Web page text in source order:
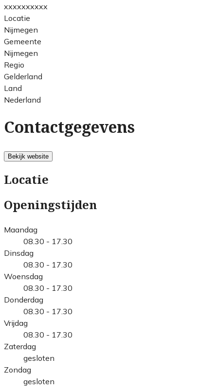
xxxxxxxxxx
Locatie
Nijmegen
Gemeente
Nijmegen
Regio
Gelderland
Land
Nederland
Contactgegevens
Bekijk website
Locatie
Openingstijden
Maandag
08.30 - 17.30
Dinsdag
08.30 - 17.30
Woensdag
08.30 - 17.30
Donderdag
08.30 - 17.30
Vrijdag
08.30 - 17.30
Zaterdag
gesloten
Zondag
gesloten